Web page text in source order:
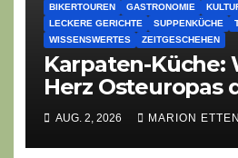
BIKERTOUREN GASTRONOMIE
LECKERE GERICHTE
SUPPENKÜCHE
WISSENSWERTES
ZEITGESCHEHEN
Karpaten-Küche:
Herz Osteuropas
moderne Ethno-
erobert
AUG. 2, 2026 MARION ETTEN